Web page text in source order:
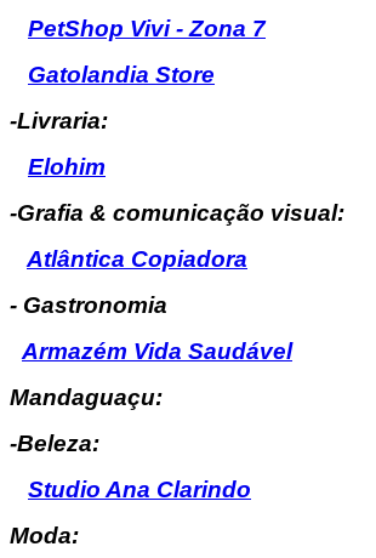
PetShop Vivi - Zona 7
Gatolandia Store
-Livraria:
Elohim
-Grafia & comunicação visual:
Atlântica Copiadora
- Gastronomia
Armazém Vida Saudável
Mandaguaçu:
-Beleza:
Studio Ana Clarindo
Moda: